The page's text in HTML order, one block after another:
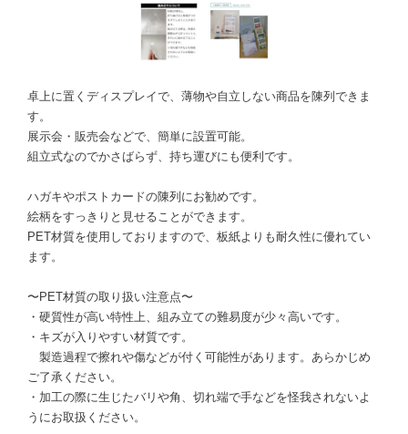
卓上に置くディスプレイで、薄物や自立しない商品を陳列できま
す。
展示会・販売会などで、簡単に設置可能。
組立式なのでかさばらず、持ち運びにも便利です。
ハガキやポストカードの陳列にお勧めです。
絵柄をすっきりと見せることができます。
PET材質を使用しておりますので、板紙よりも耐久性に優れてい
ます。
〜PET材質の取り扱い注意点〜
・硬質性が高い特性上、組み立ての難易度が少々高いです。
・キズが入りやすい材質です。
製造過程で擦れや傷などが付く可能性があります。あらかじめ
ご了承ください。
・加工の際に生じたバリや角、切れ端で手などを怪我されないよ
うにお取扱ください。